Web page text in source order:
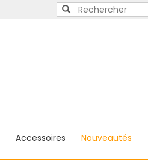
Accessoires Nouveautés